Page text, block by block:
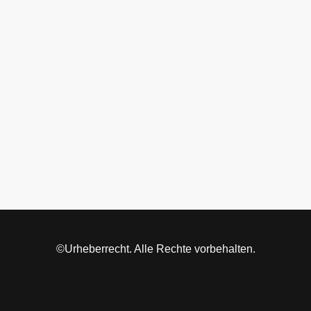
©Urheberrecht. Alle Rechte vorbehalten.